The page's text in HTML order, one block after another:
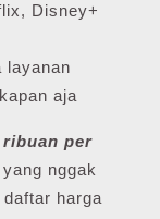
Disney+
layanan
aja
per
nggak
harga